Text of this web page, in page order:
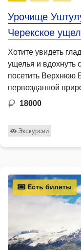
Урочище
Черекское
Хотите увидеть
ущелья и вдохнуть
посетить Верхнюю
первозданной
18000
Экскурсии
Есть билеты